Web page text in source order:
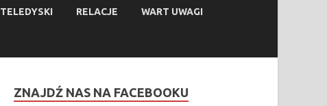
TELEDYSKI RELACJE WART UWAGI
ZNAJDŹ NAS NA FACEBOOKU